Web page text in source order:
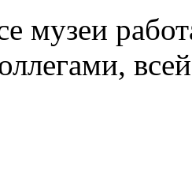
музеи